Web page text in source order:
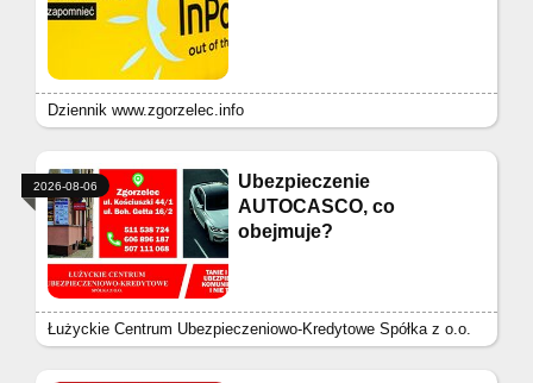
Dziennik www.zgorzelec.info
Ubezpieczenie
AUTOCASCO, co
obejmuje?
Łużyckie Centrum Ubezpieczeniowo-Kredytowe Spółka z o.o.
2026-08-06